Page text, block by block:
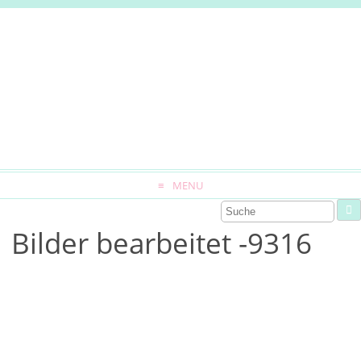
MENU
Bilder bearbeitet -9316